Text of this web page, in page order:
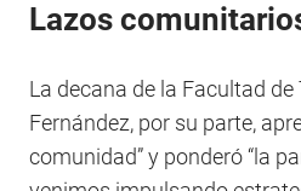
Lazos
La decana de la Facultad
Fernández, por su parte,
comunidad” y ponderó “la